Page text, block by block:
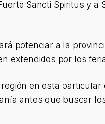
Sancti Spiritus y
potenciar a la
extendidos por los
en esta
antes que buscar